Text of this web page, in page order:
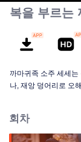
복을 부르는
까마귀족 소주 세세
나, 재앙 덩어리로 오
이 폭로한다. 정왕의
빠의 인생도 역전시킨
회차